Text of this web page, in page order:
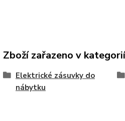
Zboží zařazeno v
Elektrické zásuvky do
nábytku